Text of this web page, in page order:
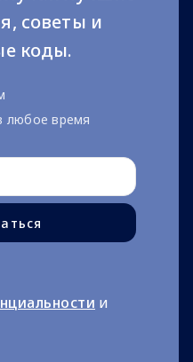
советы и
коды.
любое время
и